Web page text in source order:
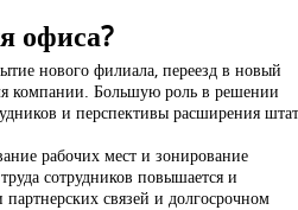
офиса?
нового филиала, переезд в новый
компании. Большую роль в решении
и перспективы расширения
рабочих мест и зонирование
сотрудников повышается и
партнерских связей и долгосрочном